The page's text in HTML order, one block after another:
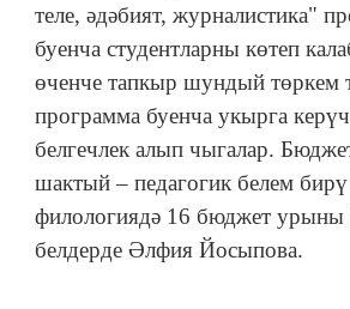
теле, әдәбият, журналистика"
буенча студентларны көтеп
өченче тапкыр шундый төркем
программа буенча укырга
белгечлек алып чыгалар.
шактый – педагогик белем
филологиядә 16 бюджет урыны
белдерде Әлфия Йосыпова.